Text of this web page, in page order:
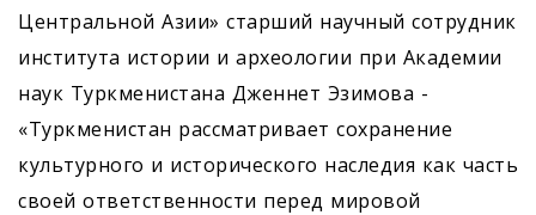
Центральной Азии» старший научный сотрудник
института истории и археологии при Академии
наук Туркменистана Дженнет Эзимова -
«Туркменистан рассматривает сохранение
культурного и исторического наследия как часть
своей ответственности перед мировой